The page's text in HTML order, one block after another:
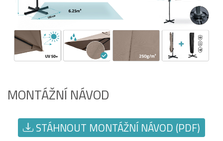
MONTÁŽNÍ NÁVOD
STÁHNOUT MONTÁŽNÍ NÁVOD (PDF)